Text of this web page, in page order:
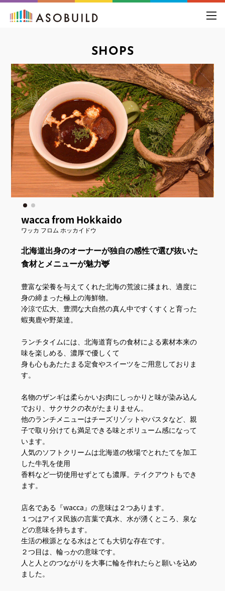
SHOPS
wacca from Hokkaido
ワッカ フロム ホッカイドウ
北海道出身のオーナーが独自の感性で選び抜いた
食材とメニューが魅力🦌
豊富な栄養を与えてくれた北海の荒波に揉まれ、適度に
身の締まった極上の海鮮物。
冷涼で広大、豊潤な大自然の真ん中ですくすくと育った
蝦夷鹿や野菜達。
ランチタイムには、北海道育ちの食材による素材本来の
味を楽しめる、濃厚で優しくて
身も心もあたたまる定食やスイーツをご用意しておりま
す。
名物のザンギは柔らかいお肉にしっかりと味が染み込ん
でおり、サクサクの衣がたまりません。
他のランチメニューはチーズリゾットやパスタなど、親
子で取り分けても満足できる味とボリューム感になって
います。
人気のソフトクリームは北海道の牧場でとれたてを加工
した牛乳を使用
香料など一切使用せずとても濃厚。テイクアウトもでき
ます。
店名である『wacca』の意味は２つあります。
１つはアイヌ民族の言葉で真水、水が湧くところ、泉な
どの意味を持ちます。
生活の根源となる水はとても大切な存在です。
２つ目は、輪っかの意味です。
人と人とのつながりを大事に輪を作れたらと願いを込め
ました。